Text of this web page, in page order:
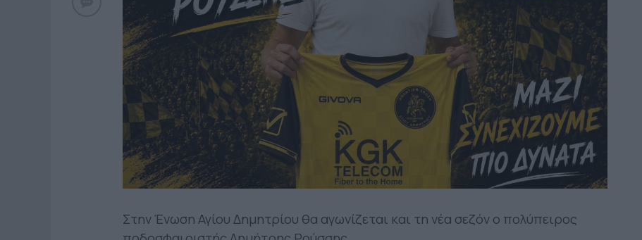
Στην Ένωση Αγίου Δημητρίου θα αγωνίζεται και τη νέα σεζόν ο πολύπειρος